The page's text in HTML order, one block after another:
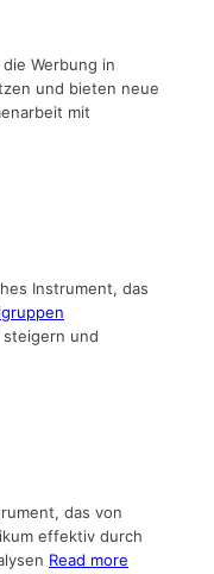
Werbung in
und bieten neue
mit
Instrument, das
und
das von
effektiv durch
Read more